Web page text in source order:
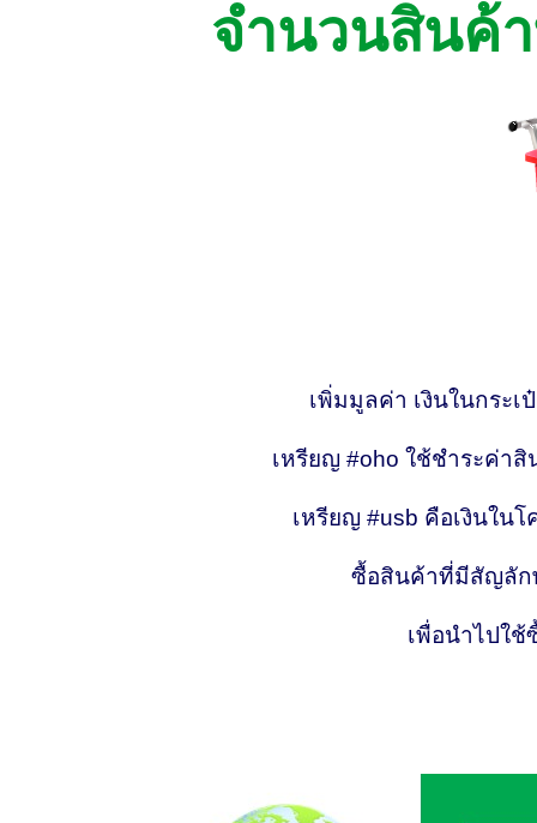
จำนวนสินค้
เพิ่มมูลค่า เงินในกระ
เหรียญ #oho ใช้ชำระค่า
เหรียญ #usb คือเงินใน
ซื้อสินค้าที่มีสัญลัก
เพื่อนำไปใ